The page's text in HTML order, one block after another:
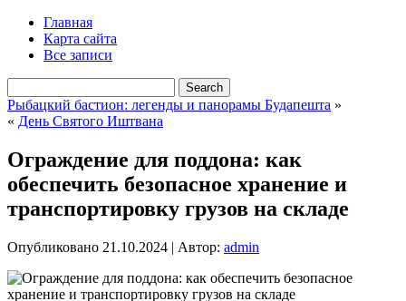
Главная
Карта сайта
Все записи
Рыбацкий бастион: легенды и панорамы Будапешта »
« День Святого Иштвана
Ограждение для поддона: как
обеспечить безопасное хранение и
транспортировку грузов на складе
Опубликовано 21.10.2024 | Автор: admin